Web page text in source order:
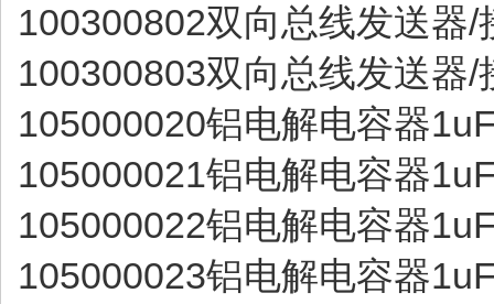
100300802双向总线发送器
100300803双向总线发送器
105000020铝电解电容器
105000021铝电解电容器
105000022铝电解电容器
105000023铝电解电容器